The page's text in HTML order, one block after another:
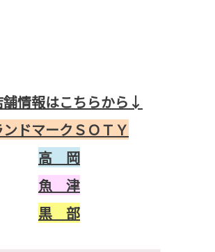
情報はこちらから↓
ンドマークＳＯＴＹ
高 岡
魚 津
黒 部